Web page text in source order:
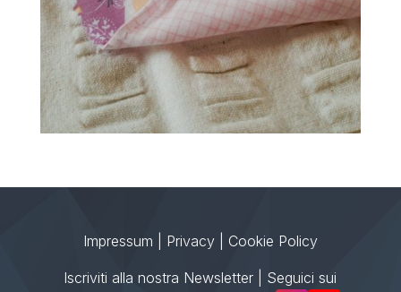
Impressum Privacy| Cookie Policy
Iscriviti alla nostra Newsletter | Seguici sui